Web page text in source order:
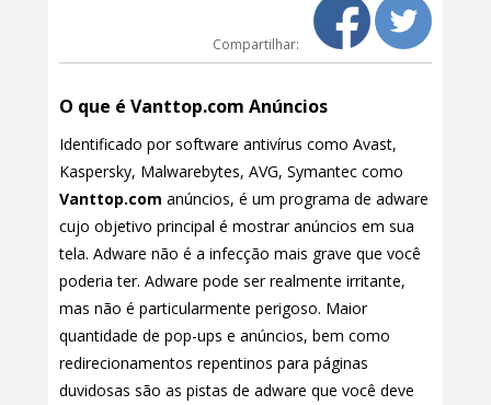
Compartilhar:
O que é Vanttop.com Anúncios
Identificado por software antivírus como Avast,
Kaspersky, Malwarebytes, AVG, Symantec como
Vanttop.com anúncios, é um programa de adware
cujo objetivo principal é mostrar anúncios em sua
tela. Adware não é a infecção mais grave que você
poderia ter. Adware pode ser realmente irritante,
mas não é particularmente perigoso. Maior
quantidade de pop-ups e anúncios, bem como
redirecionamentos repentinos para páginas
duvidosas são as pistas de adware que você deve